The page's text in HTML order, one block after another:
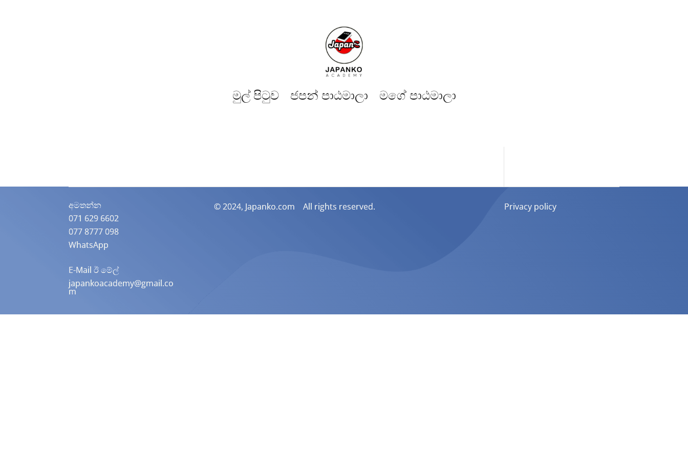
මුල් පිටුව​ ජපන් පාඨමාලා මගේ පාඨමාලා
අමතන්න​
071 629 6602
077 8777 098
WhatsApp
E-Mail ඊ මේල්
japankoacademy@gmail.co
m
© 2024, Japanko.com All rights reserved. Privacy policy